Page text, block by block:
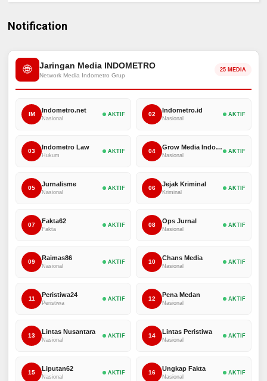
Notification
🌐 Jaringan Media INDOMETRO
Network Media Indometro Grup
25 MEDIA
IM
Indometro.net
Nasional
AKTIF 02
Indometro.id
Nasional
AKTIF
03
Indometro Law
Hukum
AKTIF 04
Grow Media Indonesia
Nasional
AKTIF
05
Jurnalisme
Nasional
AKTIF 06
Jejak Kriminal
Kriminal
AKTIF
07
Fakta62
Fakta
AKTIF 08
Ops Jurnal
Nasional
AKTIF
09
Raimas86
Nasional
AKTIF 10
Chans Media
Nasional
AKTIF
11
Peristiwa24
Peristiwa
AKTIF 12
Pena Medan
Nasional
AKTIF
13
Lintas Nusantara
Nasional
AKTIF 14
Lintas Peristiwa
Nasional
AKTIF
15
Liputan62
Nasional
AKTIF 16
Ungkap Fakta
Nasional
AKTIF